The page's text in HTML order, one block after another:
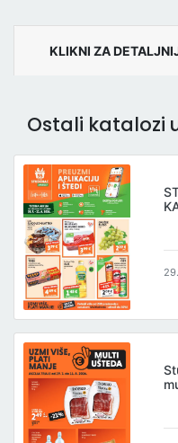
KLIKNI ZA
Ostali katalozi